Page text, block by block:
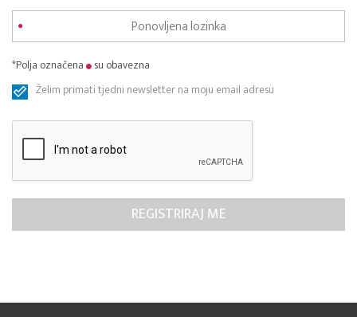
*Polja označena
su obavezna
Želim primati tjedni newsletter na moju email adresu